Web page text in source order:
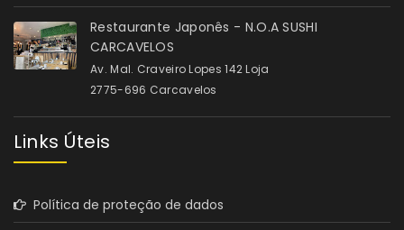
Restaurante Japonês - N.O.A SUSHI
CARCAVELOS
Av. Mal. Craveiro Lopes 142 Loja
2775-696 Carcavelos
Links Úteis
Política de proteção de dados